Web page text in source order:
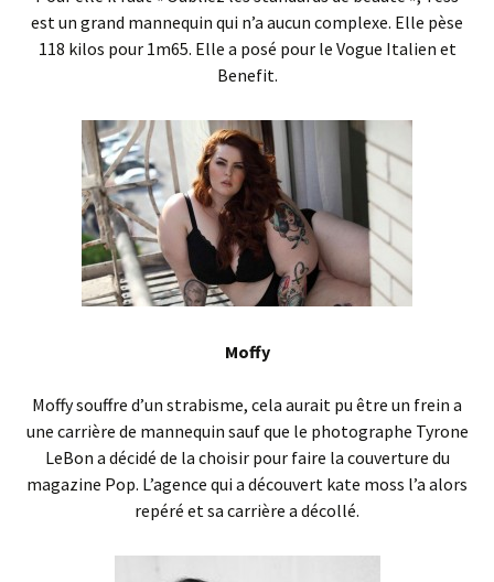
est un grand mannequin qui n’a aucun complexe. Elle pèse
118 kilos pour 1m65. Elle a posé pour le Vogue Italien et
Benefit.
Moffy
Moffy souffre d’un strabisme, cela aurait pu être un frein a
une carrière de mannequin sauf que le photographe Tyrone
LeBon a décidé de la choisir pour faire la couverture du
magazine Pop. L’agence qui a découvert kate moss l’a alors
repéré et sa carrière a décollé.